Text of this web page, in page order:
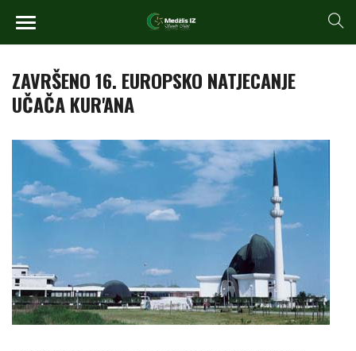
ZAVRŠENO 16. EUROPSKO NATJECANJE
UČAČA KUR'ANA